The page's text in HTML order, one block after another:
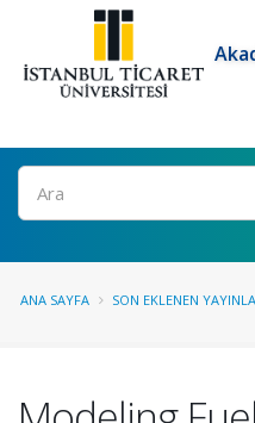
Ara
ANA SAYFA SON EKLENEN